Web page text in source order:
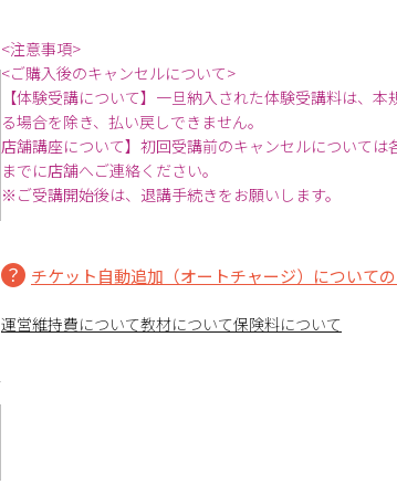
<注意事項>
<ご購入後のキャンセルについて>
【体験受講について】一旦納入された体験受講料は、本
る場合を除き、払い戻しできません。
店舗講座について】初回受講前のキャンセルについては
までに店舗へご連絡ください。
※ご受講開始後は、退講手続きをお願いします。
チケット自動追加（オートチャージ）について
運営維持費について教材について保険料について